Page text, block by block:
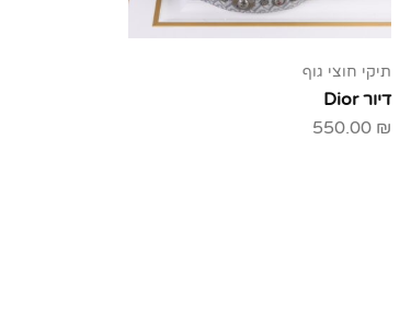
תיקי חוצי גוף
דיור Dior
550.00 ₪